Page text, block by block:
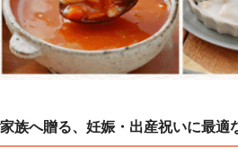
族へ贈る、妊娠・出産祝いに最適